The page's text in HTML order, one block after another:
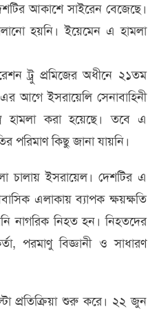
আকাশে সাইরেন বেজেছে।
হয়নি। ইয়েমেন এ হামলা
ট্রু প্রমিজের অধীনে ২১তম
আগে ইসরায়েলি সেনাবাহিনী
হামলা করা হয়েছে। তবে এ
পরিমাণ কিছু জানা যায়নি।
চালায় ইসরায়েল। দেশটির এ
এলাকায় ব্যাপক ক্ষয়ক্ষতি
নাগরিক নিহত হন। নিহতদের
পরমাণু বিজ্ঞানী ও সাধারণ
প্রতিক্রিয়া শুরু করে। ২২ জুন